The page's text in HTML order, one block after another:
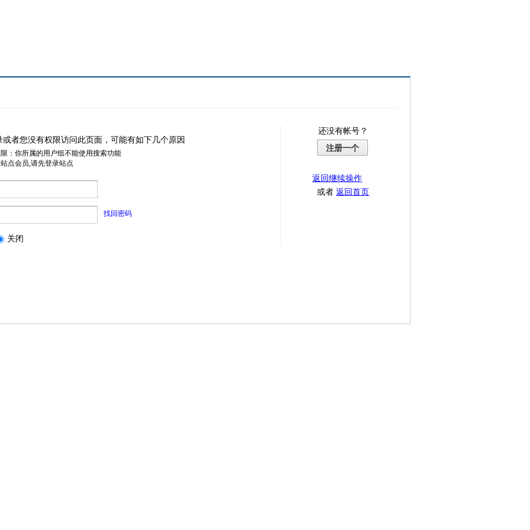
或者您没有权限访问此页面，可能有如下几个原因
：你所属的用户组不能使用搜索功能
点会员,请先登录站点
找回密码
关闭
还没有帐号？
注册一个
返回继续操作
或者返回首页